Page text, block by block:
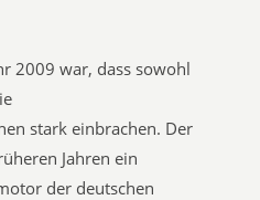
2009 war, dass sowohl
stark einbrachen. Der
Jahren ein
der deutschen